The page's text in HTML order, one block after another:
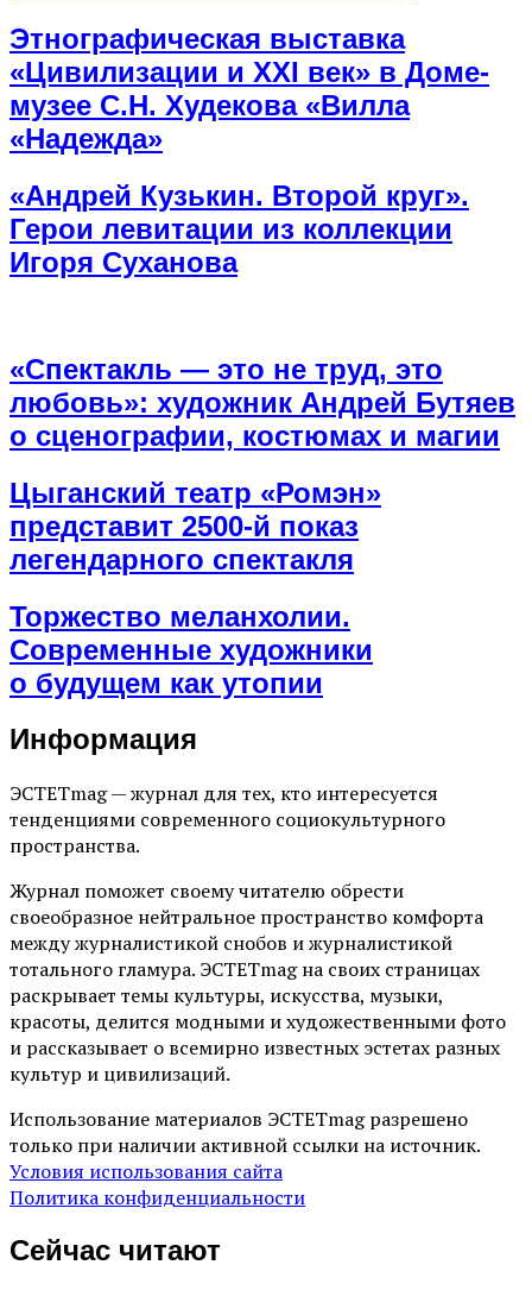
Этнографическая выставка
«Цивилизации и ХХI век» в Доме-
музее С.Н. Худекова «Вилла
«Надежда»
«Андрей Кузькин. Второй круг».
Герои левитации из коллекции
Игоря Суханова
«Спектакль — это не труд, это
любовь»: художник Андрей Бутяев
о сценографии, костюмах и магии
Цыганский театр «Ромэн»
представит 2500-й показ
легендарного спектакля
Торжество меланхолии.
Современные художники
о будущем как утопии
Информация
ЭСТЕТmag — журнал для тех, кто интересуется
тенденциями современного социокультурного
пространства.
Журнал поможет своему читателю обрести
своеобразное нейтральное пространство комфорта
между журналистикой снобов и журналистикой
тотального гламура. ЭСТЕТmag на своих страницах
раскрывает темы культуры, искусства, музыки,
красоты, делится модными и художественными фото
и рассказывает о всемирно известных эстетах разных
культур и цивилизаций.
Использование материалов ЭСТЕТmag разрешено
только при наличии активной ссылки на источник.
Условия использования сайта
Политика конфиденциальности
Сейчас читают